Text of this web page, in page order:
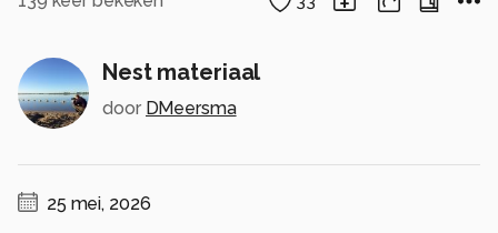
Nest materiaal
door DMeersma
25 mei, 2026